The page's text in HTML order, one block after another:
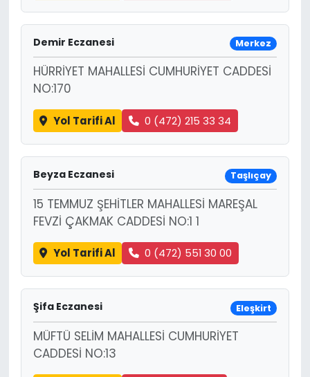
Demir Eczanesi Merkez
HÜRRİYET MAHALLESİ CUMHURİYET CADDESİ
NO:170
Yol Tarifi Al 0 (472) 215 33 34
Beyza Eczanesi Taşlıçay
15 TEMMUZ ŞEHİTLER MAHALLESİ MAREŞAL
FEVZİ ÇAKMAK CADDESİ NO:1 1
Yol Tarifi Al 0 (472) 551 30 00
Şifa Eczanesi Eleşkirt
MÜFTÜ SELİM MAHALLESİ CUMHURİYET
CADDESİ NO:13